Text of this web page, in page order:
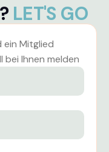
? LET'S GO
ein Mitglied
bei Ihnen melden